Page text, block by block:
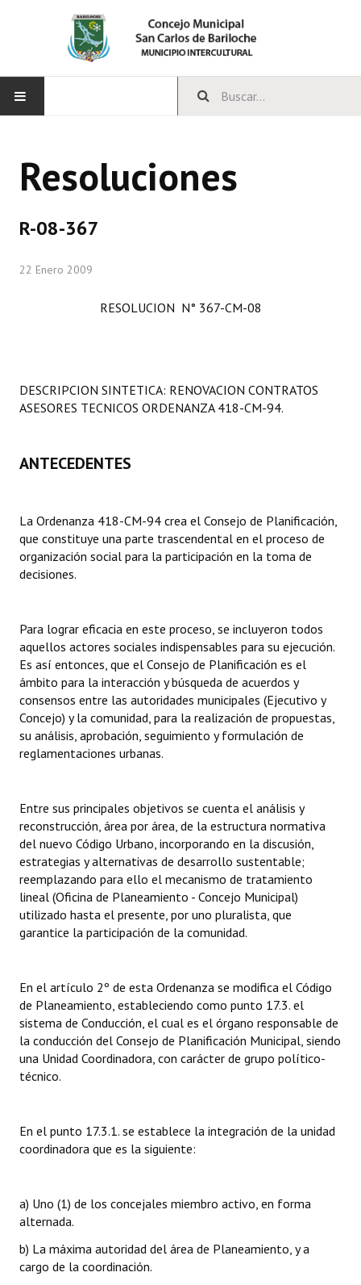
CONCEJO
Comisiones Especiales
LEGISLACIÓN
Carta Orgánica 2007
Reglamento Interno
Digesto
DOCUMENTOS
Informes de Gestión
Proyectos Presentados
Dictámenes Asesoría Letrada
Informes de Unidad Coordinadora
Ejecución Presupuestaria
Actas de Audiencias Públicas
NORMATIVA
Declaraciones
Resoluciones
Resoluciones de Presidencia
Antiguos Pobladores
Registros y Distinciones
Premio al Mérito - Registro
Resoluciones
R-08-367
22 Enero 2009
RESOLUCION N° 367-CM-08
DESCRIPCION SINTETICA: RENOVACION CONTRATOS
ASESORES TECNICOS ORDENANZA 418-CM-94.
ANTECEDENTES
La Ordenanza 418-CM-94 crea el Consejo de Planificación,
que constituye una parte trascendental en el proceso de
organización social para la participación en la toma de
decisiones.
Para lograr eficacia en este proceso, se incluyeron todos
aquellos actores sociales indispensables para su ejecución.
Es así entonces, que el Consejo de Planificación es el
ámbito para la interacción y búsqueda de acuerdos y
consensos entre las autoridades municipales (Ejecutivo y
Concejo) y la comunidad, para la realización de propuestas,
su análisis, aprobación, seguimiento y formulación de
reglamentaciones urbanas.
Entre sus principales objetivos se cuenta el análisis y
reconstrucción, área por área, de la estructura normativa
del nuevo Código Urbano, incorporando en la discusión,
estrategias y alternativas de desarrollo sustentable;
reemplazando para ello el mecanismo de tratamiento
lineal (Oficina de Planeamiento - Concejo Municipal)
utilizado hasta el presente, por uno pluralista, que
garantice la participación de la comunidad.
En el artículo 2º de esta Ordenanza se modifica el Código
de Planeamiento, estableciendo como punto 17.3. el
sistema de Conducción, el cual es el órgano responsable de
la conducción del Consejo de Planificación Municipal, siendo
una Unidad Coordinadora, con carácter de grupo político-
técnico.
En el punto 17.3.1. se establece la integración de la unidad
coordinadora que es la siguiente:
a) Uno (1) de los concejales miembro activo, en forma
alternada.
b) La máxima autoridad del área de Planeamiento, y a
cargo de la coordinación.